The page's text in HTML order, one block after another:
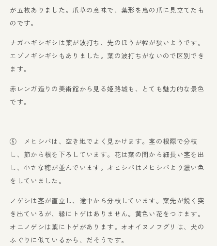
が五枚ありました。爪草の意味で、葉形を鳥の爪に見立てたも
のです。
ナガハギシギシは葉が波打ち、先のほうが幅が狭いようです。
エゾノギシギシもありました。葉の波打ちがないので区別でき
ます。
赤レンガ造りの美術館から見る姫路城も、とても魅力的な景色
です。
⑤ メヒシバは、空き地でよく見かけます。茎の根際で分枝
し、節から根を下ろしています。花は葉の間から細長い茎を出
し、小さな穂が並んでいます。オヒシバはメヒシバより濃い色
をしていました。
ノゲシは茎が直立し、途中から分枝しています。葉先が鋭く突
き出ているが、縁にトゲはありません。黄色い花をつけます。
オニノゲシは葉にトゲがあります。オオイヌノフグリは、犬の
ふぐりに似ているから、だそうです。